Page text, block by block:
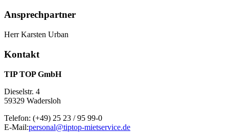
Ansprechpartner
Herr Karsten Urban
Kontakt
TIP TOP GmbH
Dieselstr. 4
59329 Wadersloh
Telefon: (+49) 25 23 / 95 99-0
E-Mail:personal@tiptop-mietservice.de